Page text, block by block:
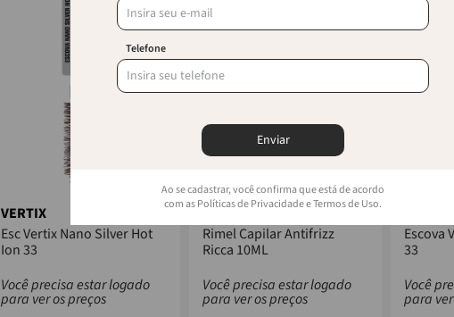
Telefone
Enviar
Ao se cadastrar, você confirma que está de acordo
com as Políticas de Privacidade e Termos de Uso.
VERTIX
Esc Vertix Nano Silver Hot
Ion 33
Você precisa estar logado
para ver os preços
RICCA
Rimel Capilar Antifrizz
Ricca 10ML
Você precisa estar logado
para ver os preços
Escova
33
Você
para